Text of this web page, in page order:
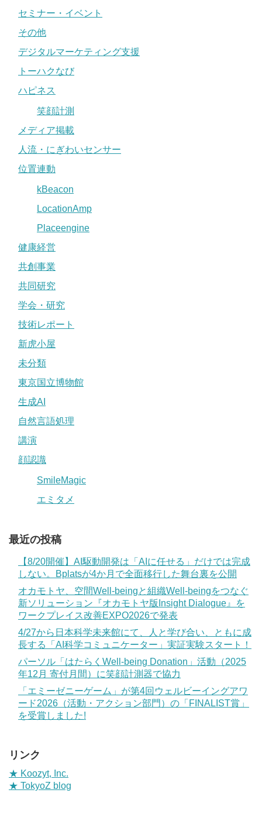
セミナー・イベント
その他
デジタルマーケティング支援
トーハクなび
ハピネス
笑顔計測
メディア掲載
人流・にぎわいセンサー
位置連動
kBeacon
LocationAmp
Placeengine
健康経営
共創事業
共同研究
学会・研究
技術レポート
新虎小屋
未分類
東京国立博物館
生成AI
自然言語処理
講演
顔認識
SmileMagic
エミタメ
最近の投稿
【8/20開催】AI駆動開発は「AIに任せる」だけでは完成
しない。Bplatsが4か月で全面移行した舞台裏を公開
オカモトヤ、空間Well-beingと組織Well-beingをつなぐ
新ソリューション『オカモトヤ版Insight Dialogue』を
ワークプレイス改善EXPO2026で発表
4/27から日本科学未来館にて、人と学び合い、ともに成
長する「AI科学コミュニケーター」実証実験スタート！
パーソル「はたらくWell-being Donation」活動（2025
年12月 寄付月間）に笑顔計測器で協力
「エミーゼニーゲーム」が第4回ウェルビーイングアワ
ード2026（活動・アクション部門）の「FINALIST賞」
を受賞しました!
リンク
★ Koozyt, Inc.
★ TokyoZ blog